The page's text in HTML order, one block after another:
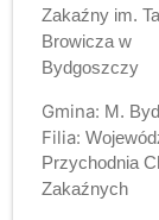
Zakaźny im.
Browicza w
Bydgoszczy
Gmina: M.
Filia:
Przychodnia
Zakaźnych